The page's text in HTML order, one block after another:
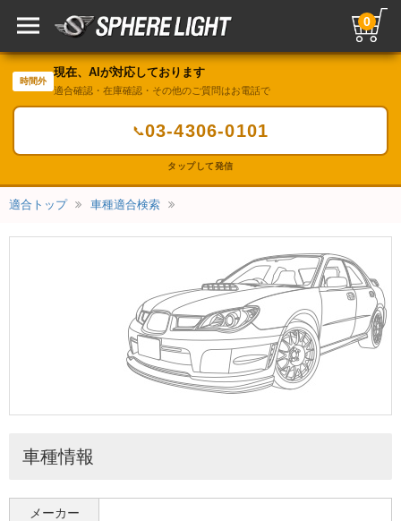
0
時間外
現在、AIが対応しております
適合確認・在庫確認・その他のご質問はお電話で
📞03-4306-0101
タップして発信
適合トップ 車種適合検索
車種情報
メーカー